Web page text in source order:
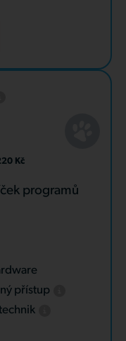
Kč
programů
přístup